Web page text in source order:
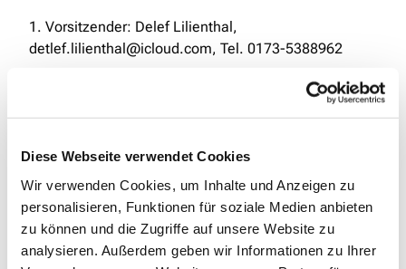
Diese Webseite verwendet Cookies
Wir verwenden Cookies, um Inhalte und Anzeigen zu
personalisieren, Funktionen für soziale Medien anbieten
zu können und die Zugriffe auf unsere Website zu
analysieren. Außerdem geben wir Informationen zu Ihrer
1. Vorsitzender: Delef Lilienthal,
detlef.lilienthal@icloud.com, Tel. 0173-5388962